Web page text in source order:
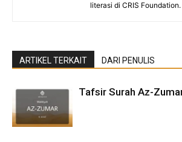
literasi di CRIS Foundation.
ARTIKEL TERKAIT DARI PENULIS
Tafsir Surah Az-